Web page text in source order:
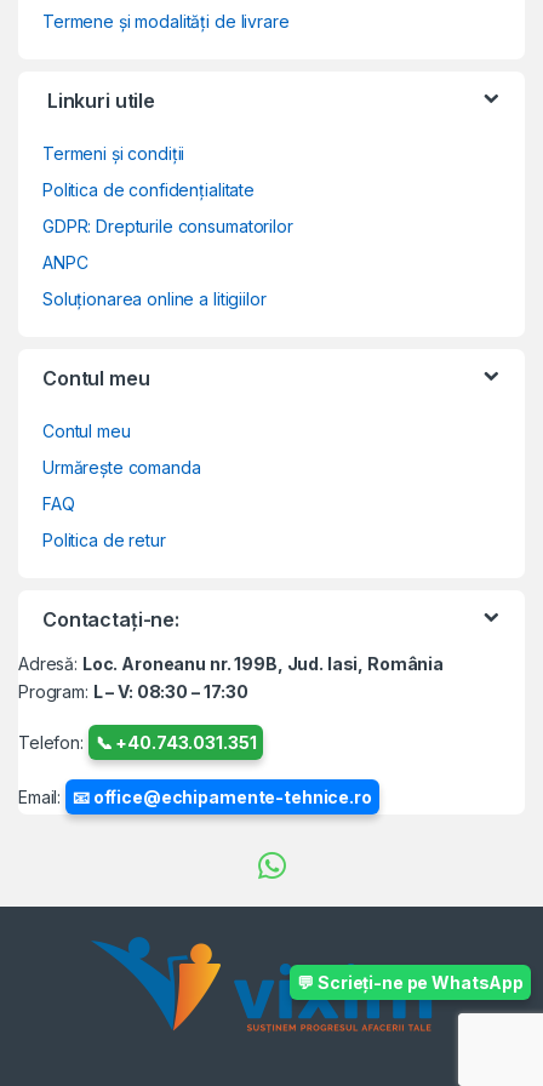
💬 Scrieți-ne pe WhatsApp
Termene și modalități de livrare
Linkuri utile
Termeni și condiții
Politica de confidențialitate
GDPR: Drepturile consumatorilor
ANPC
Soluționarea online a litigiilor
Contul meu
Contul meu
Urmărește comanda
FAQ
Politica de retur
Contactați-ne:
Adresă: Loc. Aroneanu nr. 199B, Jud. Iasi, România
Program: L – V: 08:30 – 17:30
Telefon: 📞 +40.743.031.351
Email: 📧 office@echipamente-tehnice.ro